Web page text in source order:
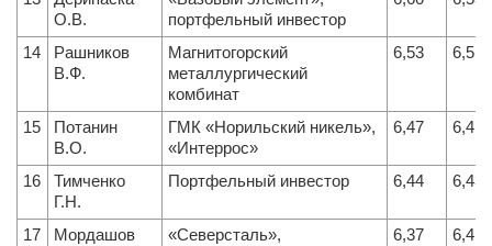
О.В.
портфельный инвестор
14
Рашников
В.Ф.
Магнитогорский
металлургический
комбинат
6,53 6,51
15
Потанин
В.О.
ГМК «Норильский никель»,
«Интеррос»
6,47 6,41
16
Тимченко
Г.Н.
Портфельный инвестор 6,44 6,43
17
Мордашов
«Северсталь»,
6,37 6,41